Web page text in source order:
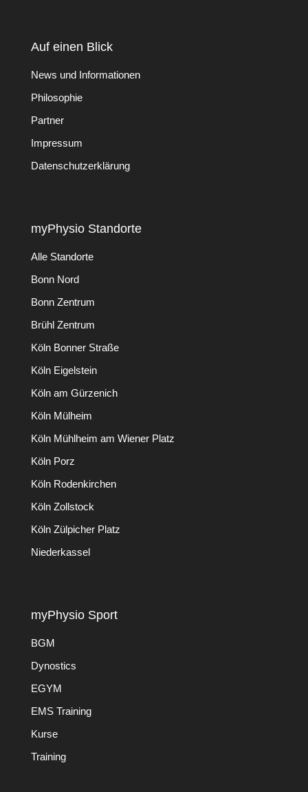
Auf einen Blick
News und Informationen
Philosophie
Partner
Impressum
Datenschutzerklärung
myPhysio Standorte
Alle Standorte
Bonn Nord
Bonn Zentrum
Brühl Zentrum
Köln Bonner Straße
Köln Eigelstein
Köln am Gürzenich
Köln Mülheim
Köln Mühlheim am Wiener Platz
Köln Porz
Köln Rodenkirchen
Köln Zollstock
Köln Zülpicher Platz
Niederkassel
myPhysio Sport
BGM
Dynostics
EGYM
EMS Training
Kurse
Training